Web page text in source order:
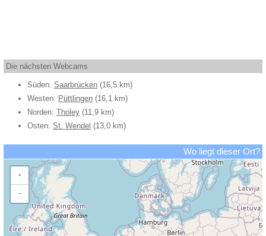
Die nächsten Webcams
Süden: Saarbrücken (16,5 km)
Westen: Püttlingen (16,1 km)
Norden: Tholey (11,9 km)
Osten: St. Wendel (13,0 km)
Wo liegt dieser Ort?
+
−